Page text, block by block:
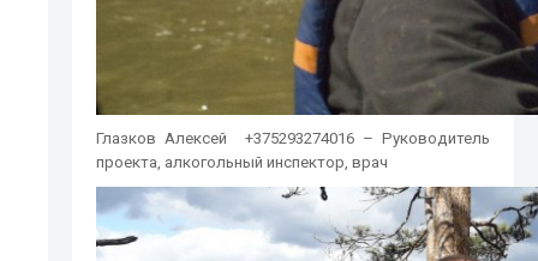
Глазков Алексей +375293274016 – Руководитель
проекта, алкогольный инспектор, врач